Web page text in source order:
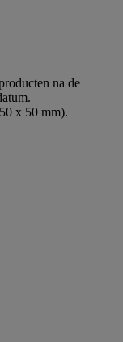
na de
x 50 mm).